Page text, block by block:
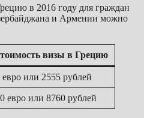
в 2016 году для граждан
и Армении можно
визы в Грецию
евро или 2555 рублей
евро или 8760 рублей